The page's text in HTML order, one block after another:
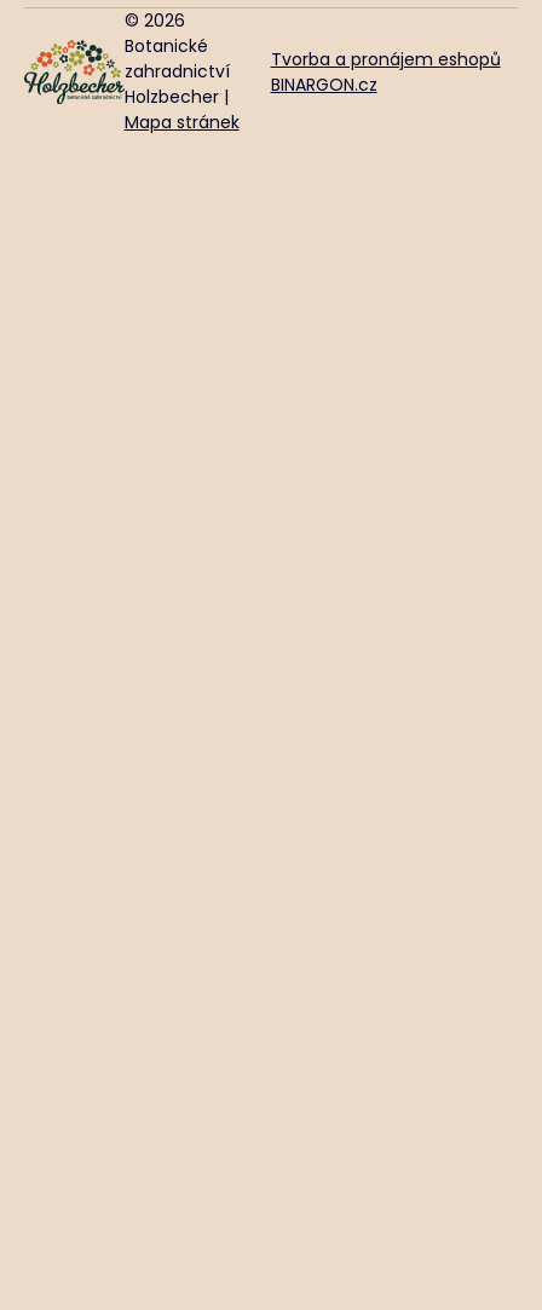
© 2026
Botanické
zahradnictví
Holzbecher |
Mapa stránek
Tvorba a pronájem eshopů
BINARGON.cz